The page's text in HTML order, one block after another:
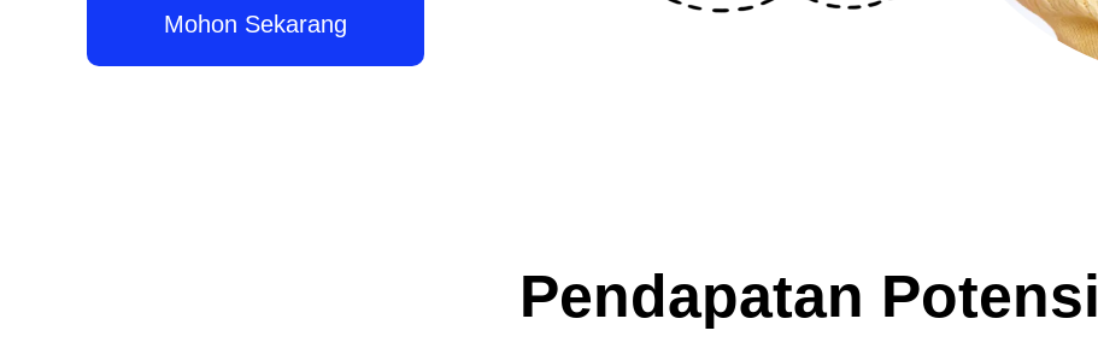
Mohon Sekarang
Pendapatan Potensi